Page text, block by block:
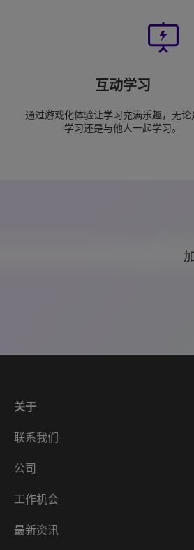
互动学习
通过游戏化体验让学习充满乐趣，无论
学习还是与他人一起学习。
关于
联系我们
公司
工作机会
最新资讯